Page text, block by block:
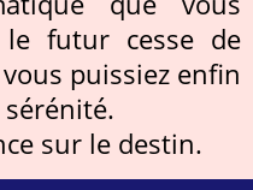
le futur cesse de
puissiez enfin
sur le destin.